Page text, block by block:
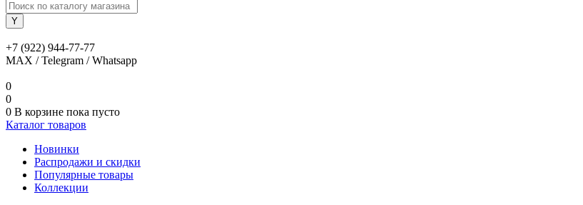
+7 (922) 944-77-77
MAX / Telegram / Whatsapp
0
0
0 В корзине пока пусто
Каталог товаров
Новинки
Распродажи и скидки
Популярные товары
Коллекции